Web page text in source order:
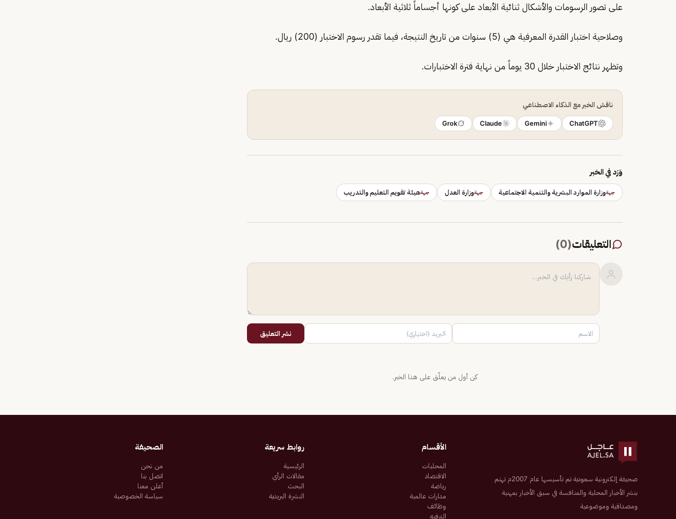
على تصور الرسومات والأشكال ثنائية الأبعاد على كونها أجساماً ثلاثية الأبعاد.
وصلاحية اختبار القدرة المعرفية هي (5) سنوات من تاريخ النتيجة، فيما تقدر رسوم الاختبار (200) ريال.
وتظهر نتائج الاختبار خلال 30 يوماً من نهاية فترة الاختبارات.
ناقش الخبر مع الذكاء الاصطناعي
ChatGPT
Gemini
Claude
Grok
وَرَد في الخبر
جهةوزارة الموارد البشرية والتنمية الاجتماعية جهةوزارة العدل جهةهيئة تقويم التعليم والتدريب
التعليقات(
0
)
نشر التعليق
كن أول من يعلّق على هذا الخبر.
صحيفة إلكترونية سعودية تم تأسيسها عام 2007م تهتم
بنشر الأخبار المحلية والمنافسة في سبق الأخبار بمهنية
ومصداقية وموضوعية
الأقسام
المحليات
الاقتصاد
رياضة
مدارات عالمية
وظائف
الترفيه
روابط سريعة
الرئيسية
مقالات الرأي
البحث
النشرة البريدية
الصحيفة
من نحن
اتصل بنا
أعلن معنا
سياسة الخصوصية